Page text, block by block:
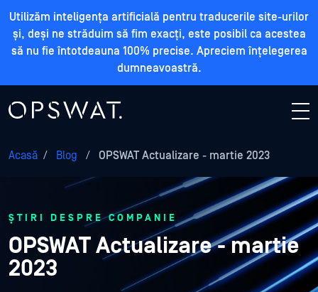
Utilizăm inteligența artificială pentru traducerile site-urilor
și, deși ne străduim să fim exacți, este posibil ca acestea
să nu fie întotdeauna 100% precise. Apreciem înțelegerea
dumneavoastră.
Acasă / Blog / OPSWAT Actualizare - martie 2023
ȘTIRI DESPRE COMPANIE
OPSWAT Actualizare - martie
2023